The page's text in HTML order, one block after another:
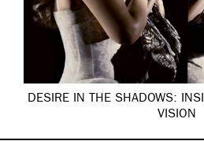
DESIRE IN THE SHADOWS:
VISION